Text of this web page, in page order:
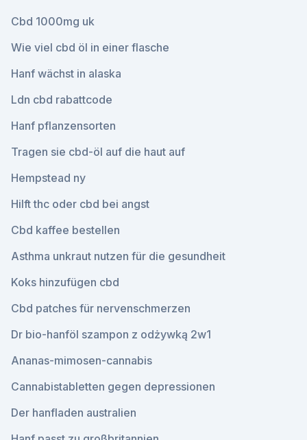
Cbd 1000mg uk
Wie viel cbd öl in einer flasche
Hanf wächst in alaska
Ldn cbd rabattcode
Hanf pflanzensorten
Tragen sie cbd-öl auf die haut auf
Hempstead ny
Hilft thc oder cbd bei angst
Cbd kaffee bestellen
Asthma unkraut nutzen für die gesundheit
Koks hinzufügen cbd
Cbd patches für nervenschmerzen
Dr bio-hanföl szampon z odżywką 2w1
Ananas-mimosen-cannabis
Cannabistabletten gegen depressionen
Der hanfladen australien